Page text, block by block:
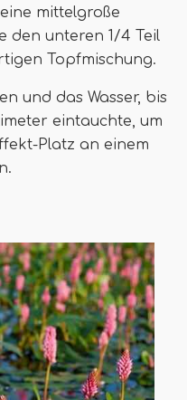
mittelgroße
den unteren 1/4 Teil
Topfmischung.
und das Wasser, bis
eintauchte, um
Platz an einem